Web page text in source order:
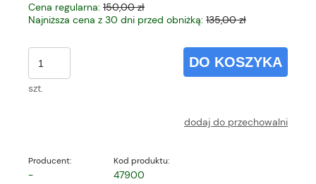
Cena regularna: 150,00 zł
Najniższa cena z 30 dni przed obniżką: 135,00 zł
szt.
DO KOSZYKA
dodaj do przechowalni
Producent:
-
Kod produktu:
47900